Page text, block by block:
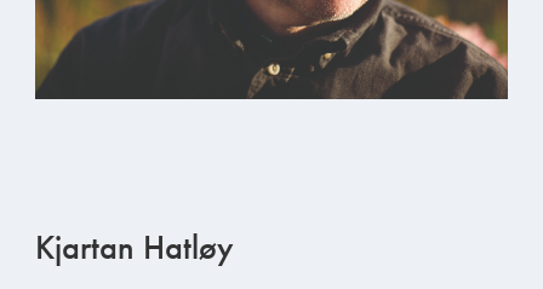
Kjartan Hatløy